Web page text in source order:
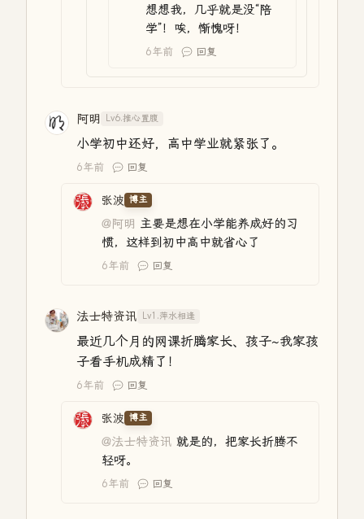
想想我，几乎就是没“陪
学”！唉，惭愧呀！
6年前 回复
阿明 Lv6.推心置腹
小学初中还好，高中学业就紧张了。
6年前 回复
张波 博主
@阿明 主要是想在小学能养成好的习
惯，这样到初中高中就省心了
6年前 回复
法士特资讯 Lv1.萍水相逢
最近几个月的网课折腾家长、孩子~我家孩
子看手机成精了！
6年前 回复
张波 博主
@法士特资讯 就是的，把家长折腾不
轻呀。
6年前 回复